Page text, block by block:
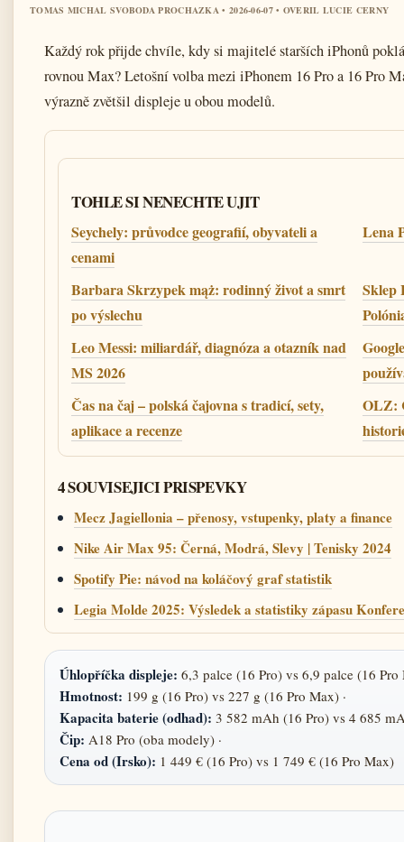
TOMAS MICHAL SVOBODA PROCHAZKA • 2026-06-07 • OVERIL LUCIE CERNY
Každý rok přijde chvíle, kdy si majitelé starších iPhonů
rovnou Max? Letošní volba mezi iPhonem 16 Pro a 16 Pro
výrazně zvětšil displeje u obou modelů.
TOHLE SI NENECHTE UJIT
Seychely: průvodce geografií, obyvateli a
cenami
Lena
Barbara Skrzypek mąż: rodinný život a smrt
po výslechu
Sklep
Leo Messi: miliardář, diagnóza a otazník nad
MS 2026
Čas na čaj – polská čajovna s tradicí, sety,
aplikace a recenze
OLZ:
4 SOUVISEJICI PRISPEVKY
Mecz Jagiellonia – přenosy, vstupenky, platy a finance
Nike Air Max 95: Černá, Modrá, Slevy | Tenisky 2024
Spotify Pie: návod na koláčový graf statistik
Legia Molde 2025: Výsledek a statistiky zápasu
Úhlopříčka displeje: 6,3 palce (16 Pro) vs 6,9 palce (16 Pro
Hmotnost: 199 g (16 Pro) vs 227 g (16 Pro Max) ·
Kapacita baterie (odhad): 3 582 mAh (16 Pro) vs 4 685
Čip: A18 Pro (oba modely) ·
Cena od (Irsko): 1 449 € (16 Pro) vs 1 749 € (16 Pro Max)